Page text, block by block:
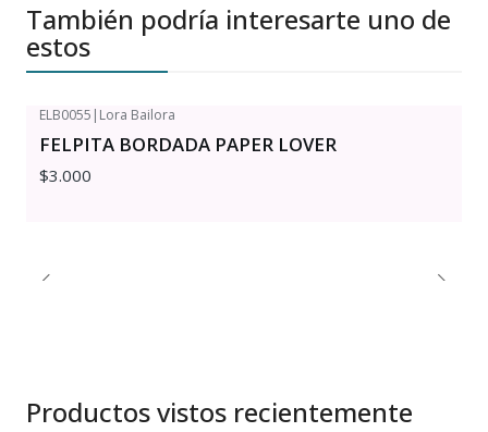
También podría interesarte uno de
estos
ELB0055 | Lora Bailora
FELPITA BORDADA PAPER LOVER
$3.000
Productos vistos recientemente